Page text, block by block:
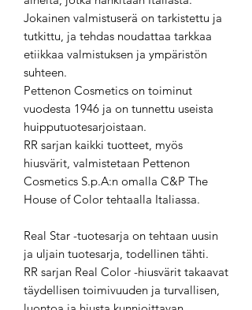
Jokainen valmistuserä on tarkistettu ja
tutkittu, ja tehdas noudattaa tarkkaa
etiikkaa valmistuksen ja ympäristön
suhteen.
Pettenon Cosmetics on toiminut
vuodesta 1946 ja on tunnettu useista
huipputuotesarjoistaan.
RR sarjan kaikki tuotteet, myös
hiusvärit, valmistetaan Pettenon
Cosmetics S.p.A:n omalla C&P The
House of Color tehtaalla Italiassa.
Real Star -tuotesarja on tehtaan uusin
ja uljain tuotesarja, todellinen tähti.
RR sarjan Real Color -hiusvärit takaavat
täydellisen toimivuuden ja turvallisen,